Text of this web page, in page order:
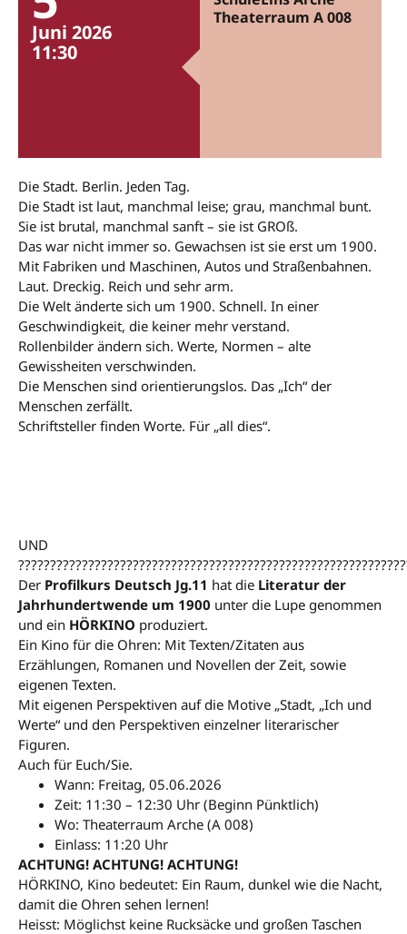
Die Stadt. Berlin. Jeden Tag.
Die Stadt ist laut, manchmal leise; grau, manchmal bunt.
Sie ist brutal, manchmal sanft – sie ist GROß.
Das war nicht immer so. Gewachsen ist sie erst um 1900.
Mit Fabriken und Maschinen, Autos und Straßenbahnen.
Laut. Dreckig. Reich und sehr arm.
Die Welt änderte sich um 1900. Schnell. In einer
Geschwindigkeit, die keiner mehr verstand.
Rollenbilder ändern sich. Werte, Normen – alte
Gewissheiten verschwinden.
Die Menschen sind orientierungslos. Das „Ich“ der
Menschen zerfällt.
Schriftsteller finden Worte. Für „all dies“.
UND
Der Profilkurs Deutsch Jg.11 hat die Literatur der
Jahrhundertwende um 1900 unter die Lupe genommen
und ein HÖRKINO produziert.
Ein Kino für die Ohren: Mit Texten/Zitaten aus
Erzählungen, Romanen und Novellen der Zeit, sowie
eigenen Texten.
Mit eigenen Perspektiven auf die Motive „Stadt, „Ich und
Werte“ und den Perspektiven einzelner literarischer
Figuren.
Auch für Euch/Sie.
Wann: Freitag, 05.06.2026
Zeit: 11:30 – 12:30 Uhr (Beginn Pünktlich)
Wo: Theaterraum Arche (A 008)
Einlass: 11:20 Uhr
ACHTUNG! ACHTUNG! ACHTUNG!
HÖRKINO, Kino bedeutet: Ein Raum, dunkel wie die Nacht,
damit die Ohren sehen lernen!
Heisst: Möglichst keine Rucksäcke und großen Taschen
Juni 2026
11:30
Theaterraum A 008